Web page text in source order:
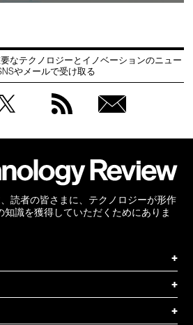
なテクノロジーとイノベーションのニュー
やメールで受け取る
、読者の皆さまに、テクノロジーが形作
知識を獲得していただくためにありま
+
+
+